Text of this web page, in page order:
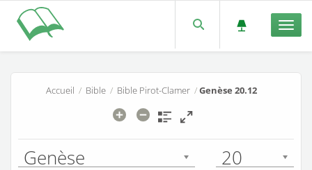
Accueil / Bible/ Bible Pirot-Clamer/Genèse 20.12
Genèse 20